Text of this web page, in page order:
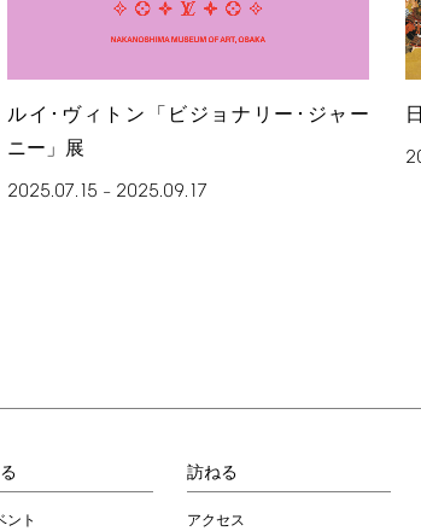
ルイ･ヴィトン「ビジョナリー･ジャー
ニー」展
2025.07.15 – 2025.09.17
ント
訪ねる
アクセス